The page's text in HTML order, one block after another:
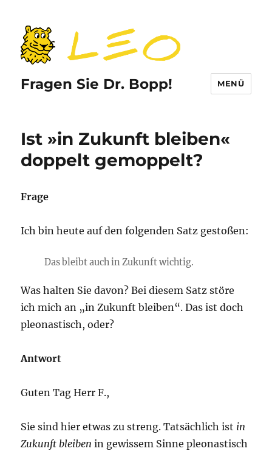
Fragen Sie Dr. Bopp! MENÜ
Ist »in Zukunft bleiben«
doppelt gemoppelt?
Frage
Ich bin heute auf den folgenden Satz gestoßen:
Das bleibt auch in Zukunft wichtig.
Was halten Sie davon? Bei diesem Satz störe
ich mich an „in Zukunft bleiben“. Das ist doch
pleonastisch, oder?
Antwort
Guten Tag Herr F.,
Sie sind hier etwas zu streng. Tatsächlich ist in
Zukunft bleiben in gewissem Sinne pleonastisch